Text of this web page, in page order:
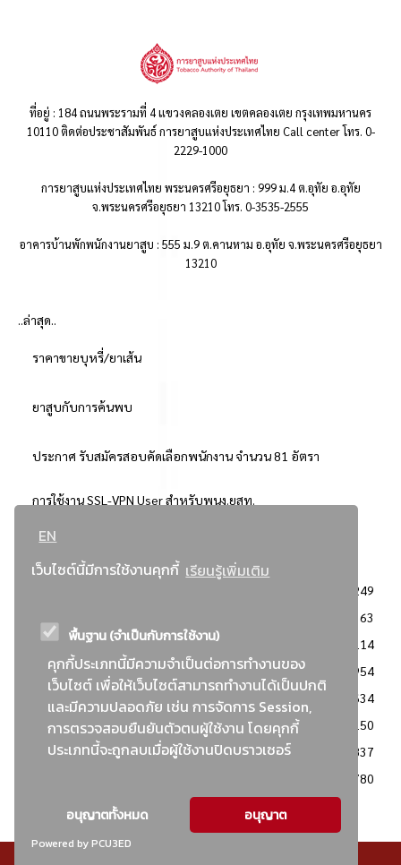
EN
เว็บไซต์นี้มีการใช้งานคุกกี้ เรียนรู้เพิ่มเติม
พื้นฐาน (จำเป็นกับการใช้งาน)
คุกกี้ประเภทนี้มีความจำเป็นต่อการทำงานของ
เว็บไซต์ เพื่อให้เว็บไซต์สามารถทำงานได้เป็นปกติ
และมีความปลอดภัย เช่น การจัดการ Session,
การตรวจสอบยืนยันตัวตนผู้ใช้งาน โดยคุกกี้
ประเภทนี้จะถูกลบเมื่อผู้ใช้งานปิดบราวเซอร์
อนุญาตทั้งหมด อนุญาต
Powered by PCU3ED
ที่อยู่ : 184 ถนนพระรามที่ 4 แขวงคลองเตย เขตคลองเตย กรุงเทพมหานคร
10110 ติดต่อประชาสัมพันธ์ การยาสูบแห่งประเทศไทย Call center โทร. 0-
2229-1000
การยาสูบแห่งประเทศไทย พระนครศรีอยุธยา : 999 ม.4 ต.อุทัย อ.อุทัย
จ.พระนครศรีอยุธยา 13210 โทร. 0-3535-2555
อาคารบ้านพักพนักงานยาสูบ : 555 ม.9 ต.คานหาม อ.อุทัย จ.พระนครศรีอยุธยา
13210
..ล่าสุด..
ราคาขายบุหรี่/ยาเส้น
ยาสูบกับการค้นพบ
ประกาศ รับสมัครสอบคัดเลือกพนักงาน จำนวน 81 อัตรา
การใช้งาน SSL-VPN User สำหรับพนง.ยสท.
..ยอดนิยม..
3249
2363
: วิธีเฉพาะเจาะจง
2114
ข่าวสาร/ประกาศ
1954
: เอกสารส่งเสริมความโปร่งใสในการจัดซื้อจัดจ้าง
1634
ข่าวสารจัดซื้อจัดจ้าง
1150
: แผนการจัดซื้อจัดจ้าง
837
780